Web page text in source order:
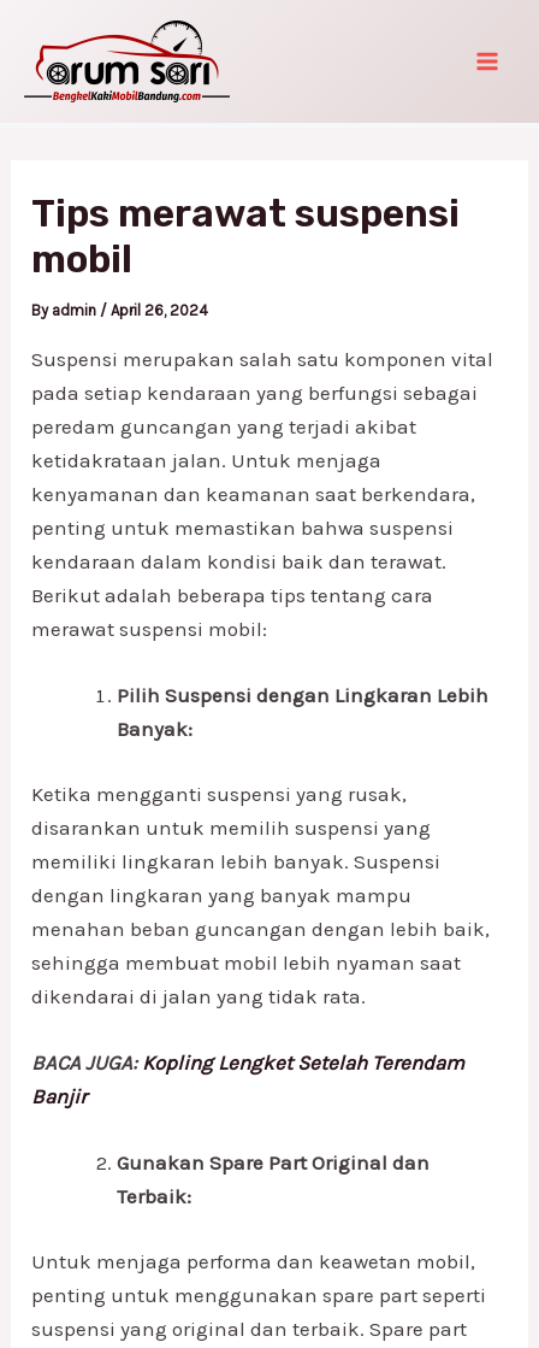
content
Tips merawat suspensi
mobil
By admin /April 26, 2024
Suspensi merupakan salah satu komponen vital
pada setiap kendaraan yang berfungsi sebagai
peredam guncangan yang terjadi akibat
ketidakrataan jalan. Untuk menjaga
kenyamanan dan keamanan saat berkendara,
penting untuk memastikan bahwa suspensi
kendaraan dalam kondisi baik dan terawat.
Berikut adalah beberapa tips tentang cara
merawat suspensi mobil:
Pilih Suspensi dengan Lingkaran Lebih
Banyak:
Ketika mengganti suspensi yang rusak,
disarankan untuk memilih suspensi yang
memiliki lingkaran lebih banyak. Suspensi
dengan lingkaran yang banyak mampu
menahan beban guncangan dengan lebih baik,
sehingga membuat mobil lebih nyaman saat
dikendarai di jalan yang tidak rata.
BACA JUGA: Kopling Lengket Setelah Terendam
Banjir
Gunakan Spare Part Original dan
Terbaik:
Untuk menjaga performa dan keawetan mobil,
penting untuk menggunakan spare part seperti
suspensi yang original dan terbaik. Spare part
navigation